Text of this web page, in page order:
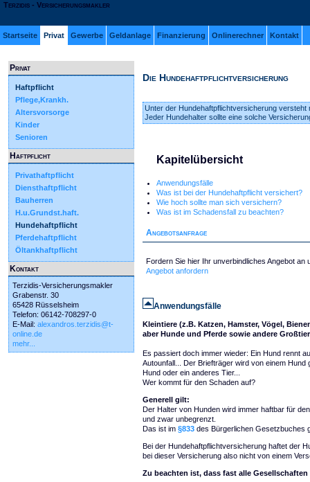
Terzidis - Versicherungsmakler
Startseite Privat Gewerbe Geldanlage Finanzierung Onlinerechner Kontakt
Privat
Haftpflicht
Pflege,Krankh.
Altersvorsorge
Kinder
Senioren
Haftpflicht
Privathaftpflicht
Diensthaftpflicht
Bauherren
H.u.Grundst.haft.
Hundehaftpflicht
Pferdehaftpflicht
Öltankhaftpflicht
Kontakt
Terzidis-Versicherungsmakler
Grabenstr. 30
65428 Rüsselsheim
Telefon: 06142-708297-0
E-Mail: alexandros.terzidis@t-
online.de
mehr...
Die Hundehaftpflichtversicherung
Unter der Hundehaftpflichtversicherung
Jeder Hundehalter sollte eine solche
Kapitelübersicht
Anwendungsfälle
Was ist bei der Hundehaftpflicht versichert?
Wie hoch sollte man sich versichern?
Was ist im Schadensfall zu beachten?
Angebotsanfrage
Fordern Sie hier Ihr unverbindliches Angebot an
Angebot anfordern
Anwendungsfälle
Kleintiere (z.B. Katzen, Hamster, Vögel,
aber Hunde und Pferde sowie andere
Es passiert doch immer wieder: Ein Hund rennt
Autounfall... Der Briefträger wird von einem
Hund oder ein anderes Tier...
Wer kommt für den Schaden auf?
Generell gilt:
Der Halter von Hunden wird immer haftbar für
und zwar unbegrenzt.
Das ist im §833 des Bürgerlichen Gesetzbuches
Bei der Hundehaftpflichtversicherung haftet der
bei dieser Versicherung also nicht von einem
Zu beachten ist, dass fast alle